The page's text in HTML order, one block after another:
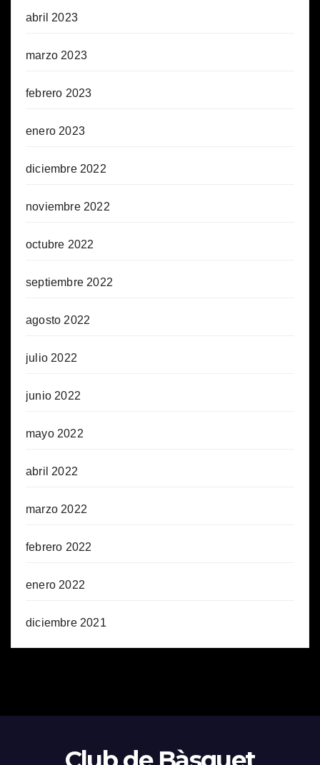
abril 2023
marzo 2023
febrero 2023
enero 2023
diciembre 2022
noviembre 2022
octubre 2022
septiembre 2022
agosto 2022
julio 2022
junio 2022
mayo 2022
abril 2022
marzo 2022
febrero 2022
enero 2022
diciembre 2021